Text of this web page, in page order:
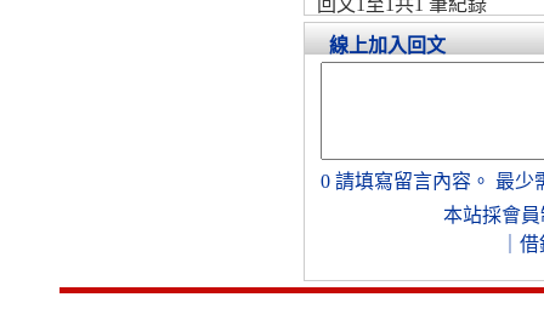
回文1至1共1 筆紀錄
線上加入回文
0 請填寫留言內容。 最少
本站採會員
借